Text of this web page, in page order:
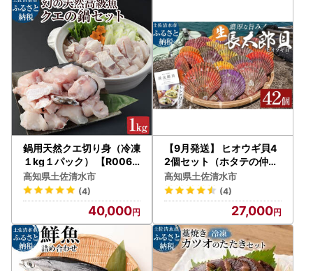
各ページでお知らせしている出荷までの日数より時間がかか
る場合がございます。
大変恐縮ではございますが、ご理解・ご協力のほど何卒宜し
くお願い申し上げます。
鍋用天然クエ切り身（冷凍
１kg１パック） 【R0063
9】
高知県土佐清水市
(4)
40,000
【9月発送】 ヒオウギ貝4
2個セット（ホタテの仲間
）アウトドア キャンプ 海
鮮BBQ 魚貝 生 貝殻付 活
貝柱 酒蒸し バーベキュー
高知県土佐清水市
(4)
27,000